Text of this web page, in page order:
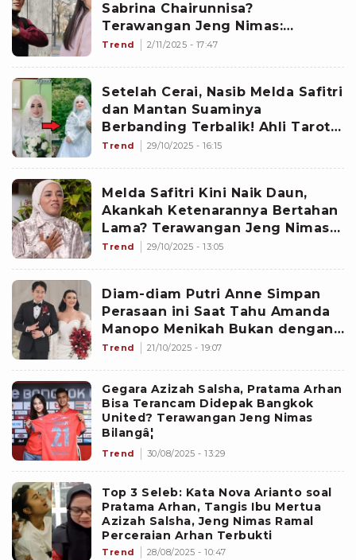
Sabrina Chairunnisa?
Terawangan Jeng Nimas:
Sebenarnya Rasa Itu â¦
Trend 2/11/2025 - 17:47
Setelah Cerai, Nasib Melda Safitri
dan Mantan Suaminya
Berbanding Terbalik! Ahli Tarot
Terawang kalau Nantinya JS
Trend 29/10/2025 - 16:15
Melda Safitri Kini Naik Daun,
Akankah Ketenarannya Bertahan
Lama? Terawangan Jeng Nimas
Ungkap kalau Nantinya...
Trend 29/10/2025 - 13:05
Diam-diam Putri Anne Simpan
Perasaan ini Saat Tahu Amanda
Manopo Menikah Bukan dengan
Arya Saloka: Sakit Hati...
Trend 21/10/2025 - 19:07
Gegara Azizah Salsha, Pratama Arhan
Bisa Terancam Didepak Bangkok
United? Terawangan Jeng Nimas
Bilangâ¦
Trend 30/08/2025 - 13:29
Top 3 Seleb: Kata Nova Arianto soal
Pratama Arhan, Tangis Ibu Mertua
Azizah Salsha, Jeng Nimas Ramal
Perceraian Arhan Terbukti
Trend 28/08/2025 - 10:47